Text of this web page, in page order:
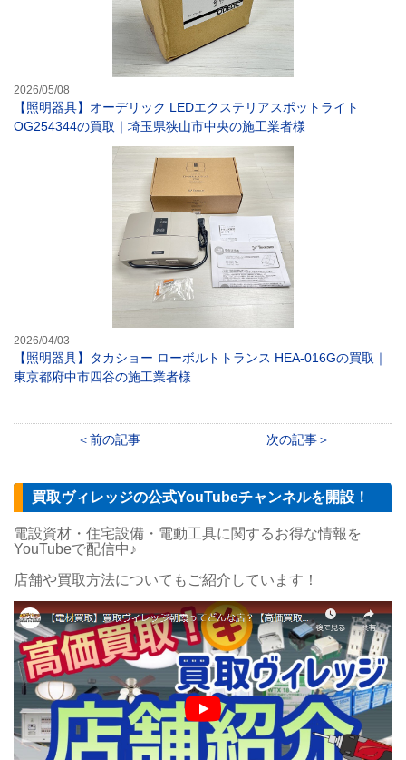
2026/05/08
【照明器具】オーデリック LEDエクステリアスポットライト
OG254344の買取｜埼玉県狭山市中央の施工業者様
2026/04/03
【照明器具】タカショー ローボルトトランス HEA-016Gの買取｜
東京都府中市四谷の施工業者様
前の記事 次の記事
買取ヴィレッジの公式YouTubeチャンネルを開設！
電設資材・住宅設備・電動工具に関するお得な情報を
YouTubeで配信中♪
店舗や買取方法についてもご紹介しています！